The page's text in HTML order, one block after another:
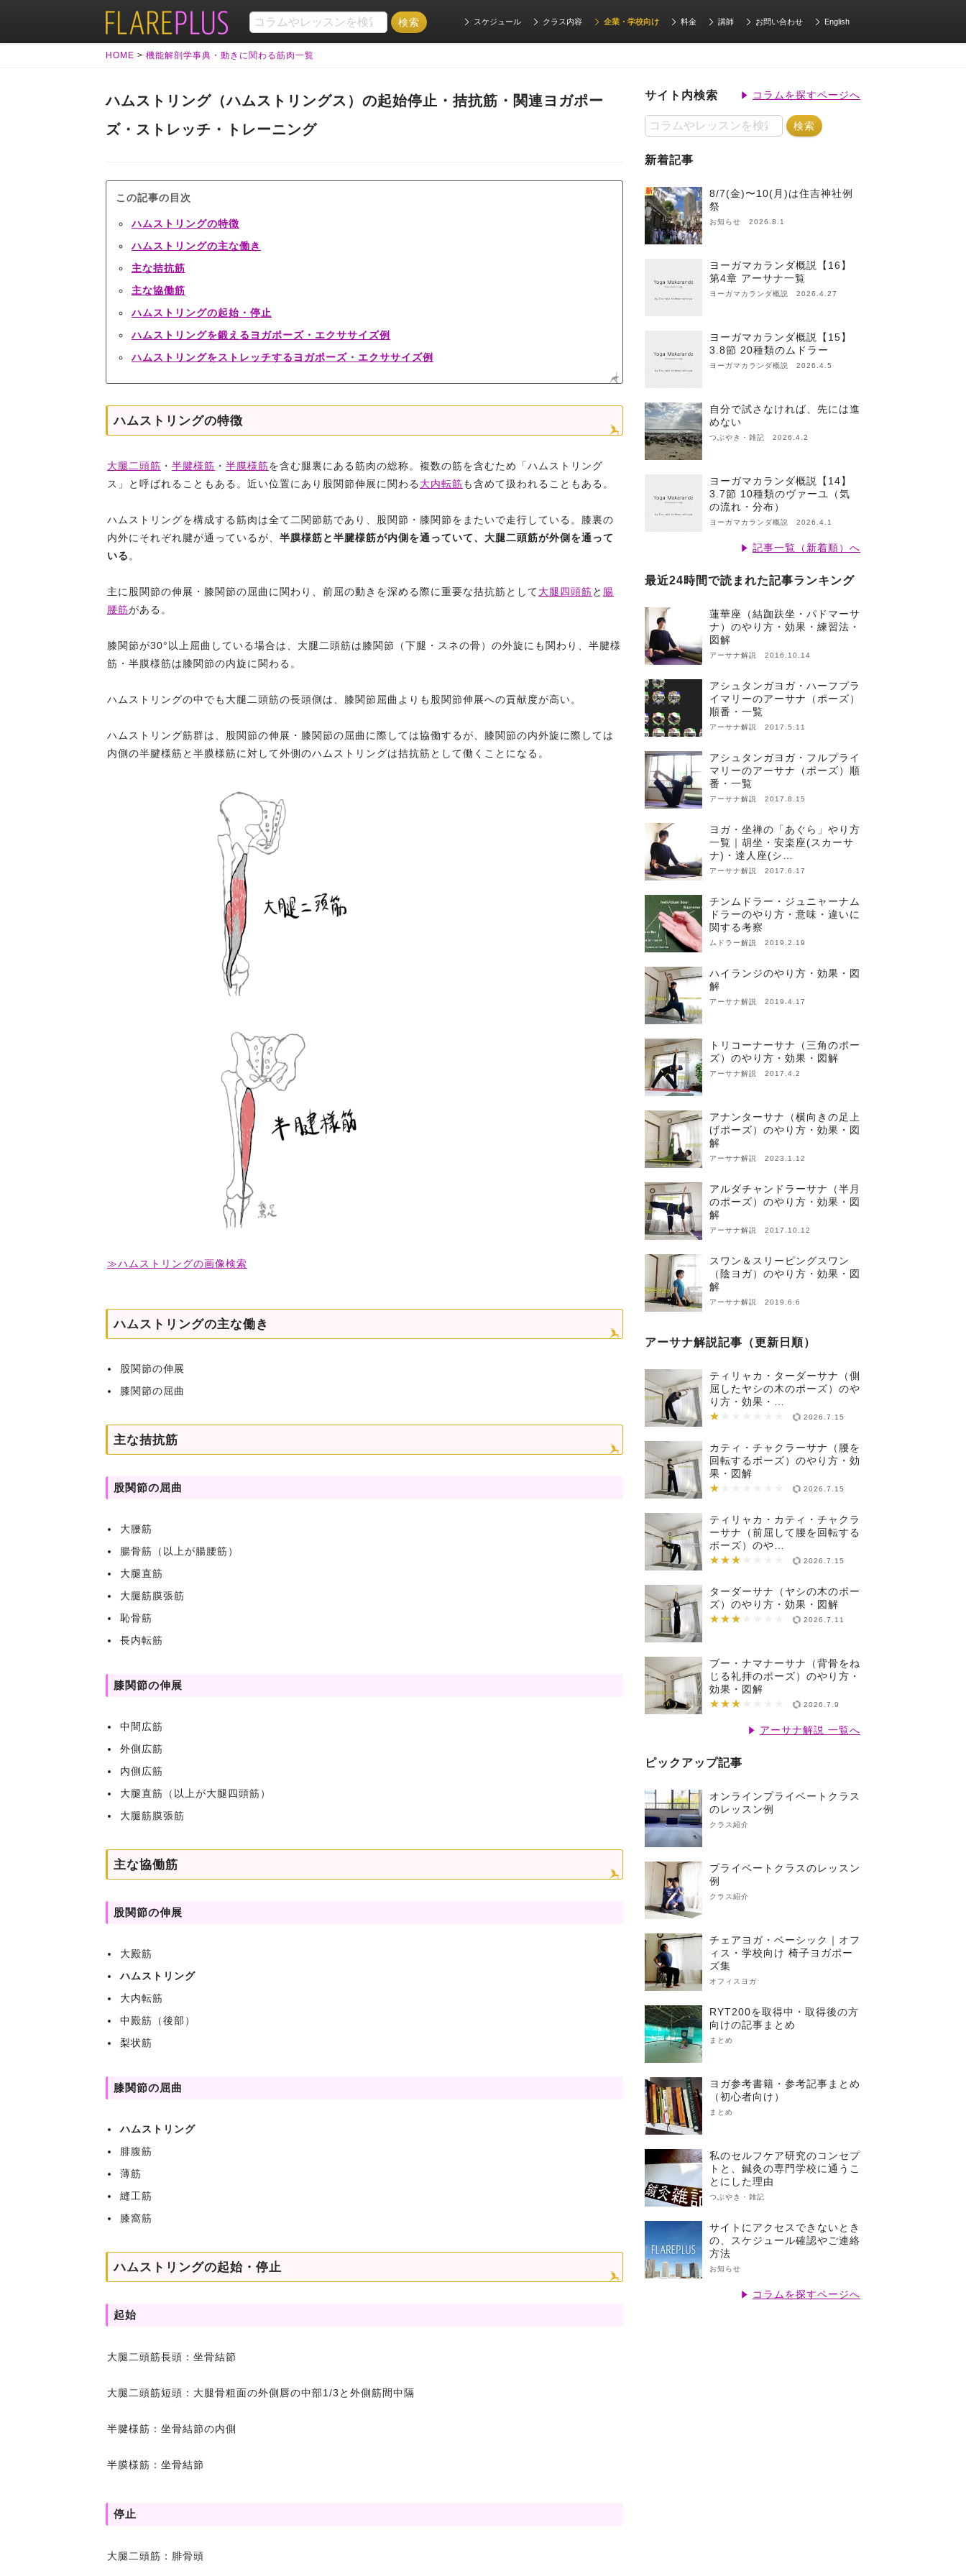
スケジュール クラス内容 企業・学校向け 料金 講師 お問い合わせ English
HOME > 機能解剖学事典・動きに関わる筋肉一覧
ハムストリング（ハムストリングス）の起始停止・拮抗筋・関連ヨガポー
ズ・ストレッチ・トレーニング
この記事の目次
ハムストリングの特徴
ハムストリングの主な働き
主な拮抗筋
主な協働筋
ハムストリングの起始・停止
ハムストリングを鍛えるヨガポーズ・エクササイズ例
ハムストリングをストレッチするヨガポーズ・エクササイズ例
ハムストリングの特徴
大腿二頭筋 ・ 半腱様筋 ・ 半膜様筋を含む腿裏にある筋肉の総称。複数の筋を含むため「ハムストリング
ス」と呼ばれることもある。近い位置にあり股関節伸展に関わる 大内転筋も含めて扱われることもある。
ハムストリングを構成する筋肉は全て二関節筋であり、股関節・膝関節をまたいで走行している。膝裏の
内外にそれぞれ腱が通っているが、 半膜様筋と半腱様筋が内側を通っていて、大腿二頭筋が外側を通って
いる 。
主に股関節の伸展・膝関節の屈曲に関わり、前屈の動きを深める際に重要な拮抗筋として大腿四頭筋と 腸
腰筋がある。
膝関節が30°以上屈曲している場合は、大腿二頭筋は膝関節（下腿・スネの骨）の外旋にも関わり、半腱様
筋・半膜様筋は膝関節の内旋に関わる。
ハムストリングの中でも大腿二頭筋の長頭側は、膝関節屈曲よりも股関節伸展への貢献度が高い。
ハムストリング筋群は、股関節の伸展・膝関節の屈曲に際しては協働するが、膝関節の内外旋に際しては
内側の半腱様筋と半膜様筋に対して外側のハムストリングは拮抗筋として働くことになる。
≫ハムストリングの画像検索
ハムストリングの主な働き
股関節の伸展
膝関節の屈曲
主な拮抗筋
股関節の屈曲
大腰筋
腸骨筋（以上が腸腰筋）
大腿直筋
大腿筋膜張筋
恥骨筋
長内転筋
膝関節の伸展
中間広筋
外側広筋
内側広筋
大腿直筋（以上が大腿四頭筋）
大腿筋膜張筋
主な協働筋
股関節の伸展
大殿筋
ハムストリング
大内転筋
中殿筋（後部）
梨状筋
膝関節の屈曲
ハムストリング
腓腹筋
薄筋
縫工筋
膝窩筋
ハムストリングの起始・停止
起始
大腿二頭筋長頭：坐骨結節
大腿二頭筋短頭：大腿骨粗面の外側唇の中部1/3と外側筋間中隔
半腱様筋：坐骨結節の内側
半膜様筋：坐骨結節
停止
大腿二頭筋：腓骨頭
サイト内検索 コラムを探すページへ
新着記事
新
8/7(金)〜10(月)は住吉神社例
祭
お知らせ 2026.8.1
ヨーガマカランダ概説【16】
第4章 アーサナ一覧
ヨーガマカランダ概説 2026.4.27
ヨーガマカランダ概説【15】
3.8節 20種類のムドラー
ヨーガマカランダ概説 2026.4.5
自分で試さなければ、先には進
めない
つぶやき・雑記 2026.4.2
ヨーガマカランダ概説【14】
3.7節 10種類のヴァーユ（気
の流れ・分布）
ヨーガマカランダ概説 2026.4.1
記事一覧（新着順）へ
最近24時間で読まれた記事ランキング
蓮華座（結跏趺坐・パドマーサ
ナ）のやり方・効果・練習法・
図解
アーサナ解説 2016.10.14
アシュタンガヨガ・ハーフプラ
イマリーのアーサナ（ポーズ）
順番・一覧
アーサナ解説 2017.5.11
アシュタンガヨガ・フルプライ
マリーのアーサナ（ポーズ）順
番・一覧
アーサナ解説 2017.8.15
ヨガ・坐禅の「あぐら」やり方
一覧｜胡坐・安楽座(スカーサ
ナ)・達人座(シ…
アーサナ解説 2017.6.17
チンムドラー・ジュニャーナム
ドラーのやり方・意味・違いに
関する考察
ムドラー解説 2019.2.19
ハイランジのやり方・効果・図
解
アーサナ解説 2019.4.17
トリコーナーサナ（三角のポー
ズ）のやり方・効果・図解
アーサナ解説 2017.4.2
アナンターサナ（横向きの足上
げポーズ）のやり方・効果・図
解
アーサナ解説 2023.1.12
アルダチャンドラーサナ（半月
のポーズ）のやり方・効果・図
解
アーサナ解説 2017.10.12
スワン＆スリーピングスワン
（陰ヨガ）のやり方・効果・図
解
アーサナ解説 2019.6.6
アーサナ解説記事（更新日順）
ティリャカ・ターダーサナ（側
屈したヤシの木のポーズ）のや
り方・効果・…
★
★★★★★★★ 2026.7.15
カティ・チャクラーサナ（腰を
回転するポーズ）のやり方・効
果・図解
★
★★★★★★★ 2026.7.15
ティリャカ・カティ・チャクラ
ーサナ（前屈して腰を回転する
ポーズ）のや…
★★★
★★★★★★★ 2026.7.15
ターダーサナ（ヤシの木のポー
ズ）のやり方・効果・図解
★★★
★★★★★★★ 2026.7.11
ブー・ナマナーサナ（背骨をね
じる礼拝のポーズ）のやり方・
効果・図解
★★★
★★★★★★★ 2026.7.9
アーサナ解説 一覧へ
ピックアップ記事
オンラインプライベートクラス
のレッスン例
クラス紹介
プライベートクラスのレッスン
例
クラス紹介
チェアヨガ・ベーシック｜オフ
ィス・学校向け 椅子ヨガポー
ズ集
オフィスヨガ
RYT200を取得中・取得後の方
向けの記事まとめ
まとめ
ヨガ参考書籍・参考記事まとめ
（初心者向け）
まとめ
私のセルフケア研究のコンセプ
トと、鍼灸の専門学校に通うこ
とにした理由
つぶやき・雑記
サイトにアクセスできないとき
の、スケジュール確認やご連絡
方法
お知らせ
コラムを探すページへ